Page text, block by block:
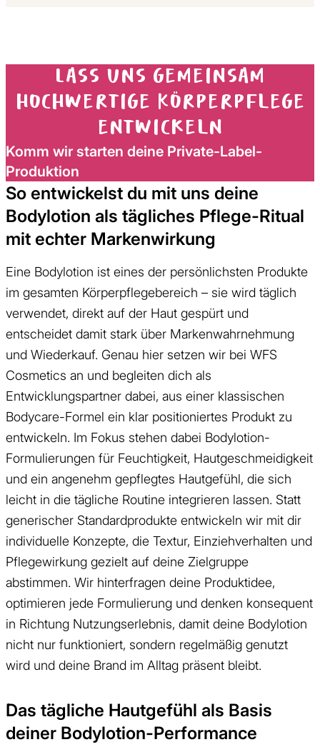
Lass uns gemeinsam
hochwertige Körperpflege
entwickeln
Komm wir starten deine Private-Label-
Produktion
So entwickelst du mit uns deine
Bodylotion als tägliches Pflege-Ritual
mit echter Markenwirkung
Eine Bodylotion ist eines der persönlichsten Produkte
im gesamten Körperpflegebereich – sie wird täglich
verwendet, direkt auf der Haut gespürt und
entscheidet damit stark über Markenwahrnehmung
und Wiederkauf. Genau hier setzen wir bei WFS
Cosmetics an und begleiten dich als
Entwicklungspartner dabei, aus einer klassischen
Bodycare-Formel ein klar positioniertes Produkt zu
entwickeln. Im Fokus stehen dabei Bodylotion-
Formulierungen für Feuchtigkeit, Hautgeschmeidigkeit
und ein angenehm gepflegtes Hautgefühl, die sich
leicht in die tägliche Routine integrieren lassen. Statt
generischer Standardprodukte entwickeln wir mit dir
individuelle Konzepte, die Textur, Einziehverhalten und
Pflegewirkung gezielt auf deine Zielgruppe
abstimmen. Wir hinterfragen deine Produktidee,
optimieren jede Formulierung und denken konsequent
in Richtung Nutzungserlebnis, damit deine Bodylotion
nicht nur funktioniert, sondern regelmäßig genutzt
wird und deine Brand im Alltag präsent bleibt.
Das tägliche Hautgefühl als Basis
deiner Bodylotion-Performance